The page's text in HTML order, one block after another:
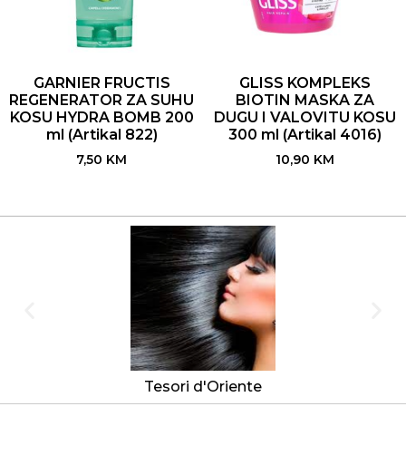
GARNIER FRUCTIS
REGENERATOR ZA SUHU
KOSU HYDRA BOMB 200
ml (Artikal 822)
7,50 KM
GLISS KOMPLEKS
BIOTIN MASKA ZA
DUGU I VALOVITU KOSU
300 ml (Artikal 4016)
10,90 KM
Tesori d'Oriente